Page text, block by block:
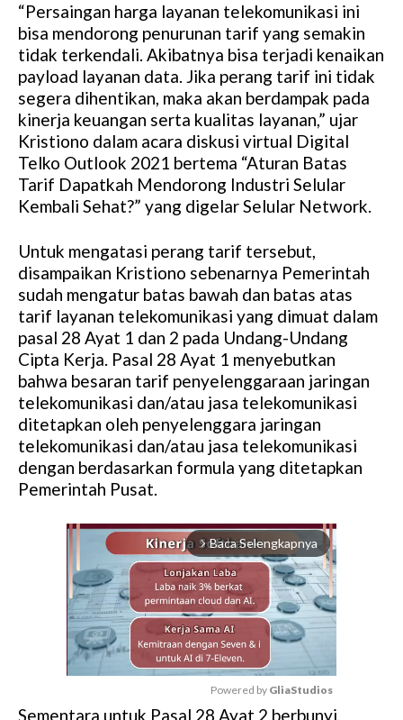
“Persaingan harga layanan telekomunikasi ini
bisa mendorong penurunan tarif yang semakin
tidak terkendali. Akibatnya bisa terjadi kenaikan
payload layanan data. Jika perang tarif ini tidak
segera dihentikan, maka akan berdampak pada
kinerja keuangan serta kualitas layanan,” ujar
Kristiono dalam acara diskusi virtual Digital
Telko Outlook 2021 bertema “Aturan Batas
Tarif Dapatkah Mendorong Industri Selular
Kembali Sehat?” yang digelar Selular Network.
Untuk mengatasi perang tarif tersebut,
disampaikan Kristiono sebenarnya Pemerintah
sudah mengatur batas bawah dan batas atas
tarif layanan telekomunikasi yang dimuat dalam
pasal 28 Ayat 1 dan 2 pada Undang-Undang
Cipta Kerja. Pasal 28 Ayat 1 menyebutkan
bahwa besaran tarif penyelenggaraan jaringan
telekomunikasi dan/atau jasa telekomunikasi
ditetapkan oleh penyelenggara jaringan
telekomunikasi dan/atau jasa telekomunikasi
dengan berdasarkan formula yang ditetapkan
Pemerintah Pusat.
arrow_forward_ios Baca Selengkapnya
Powered by GliaStudios
Sementara untuk Pasal 28 Ayat 2 berbunyi,